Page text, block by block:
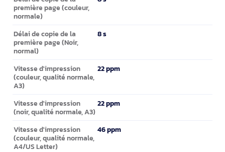
première page (couleur,
normale)
Délai de copie de la
première page (Noir,
normal)
8 s
Vitesse d'impression
(couleur, qualité normale,
A3)
22 ppm
Vitesse d'impression
(noir, qualité normale, A3)
22 ppm
Vitesse d'impression
(couleur, qualité normale,
A4/US Letter)
46 ppm